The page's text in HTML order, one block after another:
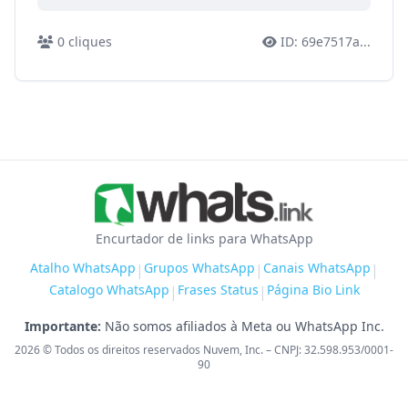
0 cliques ID: 69e7517a...
Encurtador de links para WhatsApp
Atalho WhatsApp | Grupos WhatsApp | Canais WhatsApp |
Catalogo WhatsApp | Frases Status | Página Bio Link
Importante: Não somos afiliados à Meta ou WhatsApp Inc.
2026© Todos os direitos reservados Nuvem, Inc. – CNPJ: 32.598.953/0001-
90